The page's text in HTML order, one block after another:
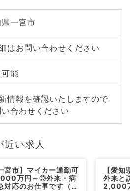
一宮市
はお問い合わせください
能
情報を確認いたしますので
い合わせください
近い求人
宮市】マイカー通勤可
万円～◎外来・病
対応のお仕事です（一
【愛
外来と
2,000